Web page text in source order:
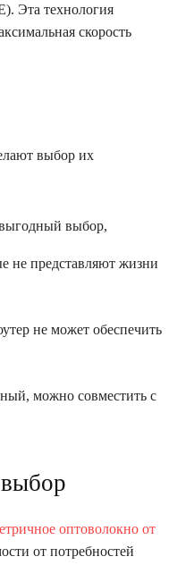
Эта технология
скорость
выбор их
выбор,
не представляют жизни
не может обеспечить
можно совместить с
оптоволокно от
от потребностей